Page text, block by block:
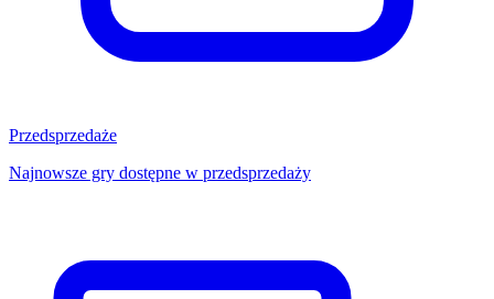
Przedsprzedaże
Najnowsze gry dostępne w przedsprzedaży